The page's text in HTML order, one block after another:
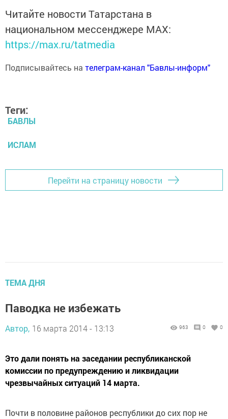
Читайте новости Татарстана в
национальном мессенджере MАХ:
https://max.ru/tatmedia
Подписывайтесь на телеграм-канал "Бавлы-информ"
Теги:
БАВЛЫ
ИСЛАМ
Перейти на страницу новости
ТЕМА ДНЯ
Паводка не избежать
Автор, 16 марта 2014 - 13:13 963 0 0
Это дали понять на заседании республиканской
комиссии по предупреждению и ликвидации
чрезвычайных ситуаций 14 марта.
Почти в половине районов республики до сих пор не